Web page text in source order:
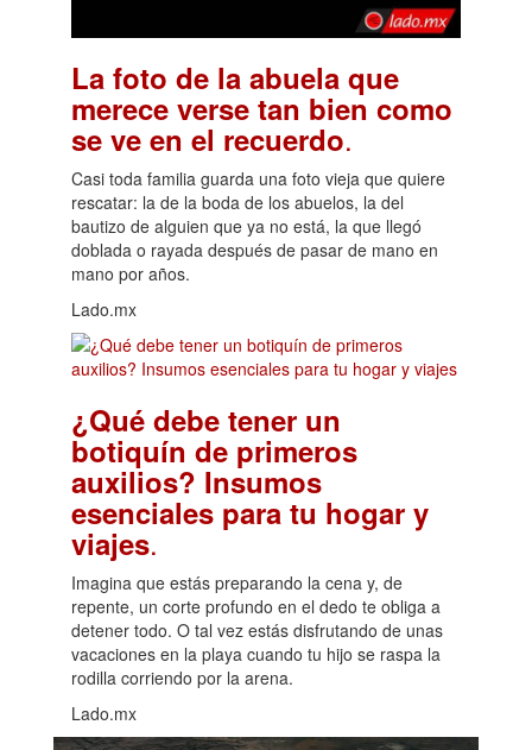
La foto de la abuela que
merece verse tan bien como
se ve en el recuerdo.
Casi toda familia guarda una foto vieja que quiere
rescatar: la de la boda de los abuelos, la del
bautizo de alguien que ya no está, la que llegó
doblada o rayada después de pasar de mano en
mano por años.
Lado.mx
¿Qué debe tener un
botiquín de primeros
auxilios? Insumos
esenciales para tu hogar y
viajes.
Imagina que estás preparando la cena y, de
repente, un corte profundo en el dedo te obliga a
detener todo. O tal vez estás disfrutando de unas
vacaciones en la playa cuando tu hijo se raspa la
rodilla corriendo por la arena.
Lado.mx